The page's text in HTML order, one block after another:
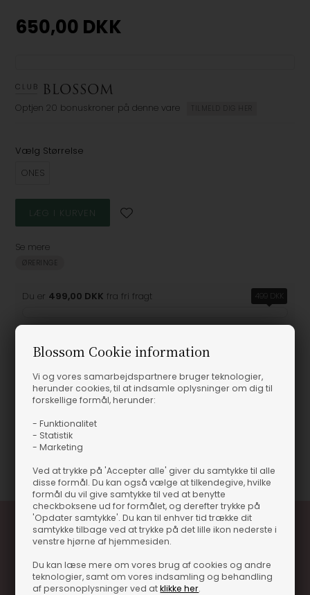
Blossom Cookie information
Vi og vores samarbejdspartnere bruger teknologier,
herunder cookies, til at indsamle oplysninger om dig til
forskellige formål, herunder:
- Funktionalitet
- Statistik
- Marketing
Ved at trykke på 'Accepter alle' giver du samtykke til alle
disse formål. Du kan også vælge at tilkendegive, hvilke
formål du vil give samtykke til ved at benytte
checkboksene ud for formålet, og derefter trykke på
'Opdater samtykke'. Du kan til enhver tid trække dit
samtykke tilbage ved at trykke på det lille ikon nederste i
venstre hjørne af hjemmesiden.
Du kan læse mere om vores brug af cookies og andre
teknologier, samt om vores indsamling og behandling
af personoplysninger ved atklikke her.
650,00 DKK
Optjen 20 bonuskroner på denne vare TILMELD DIG HER
Vælg Størrelse
ONES
Se mere
ØRERINGE
Du er 499,00 DKK fra fri fragt 499 DKK
Produktinformation
Maanesten - Colline Øreringe
Maanesten - Colline Øreringe